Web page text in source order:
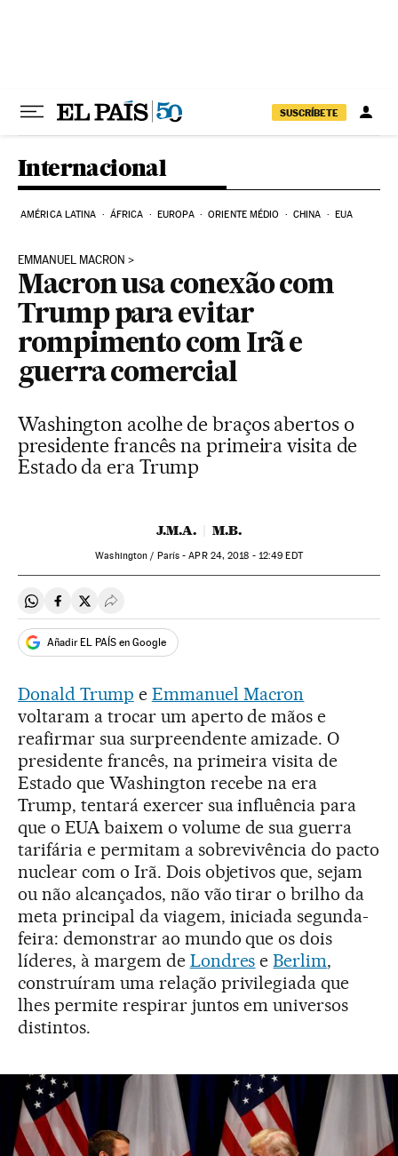
SUSCRÍBETE
Internacional
AMÉRICA LATINA ÁFRICA EUROPA ORIENTE MÉDIO CHINA EUA
EMMANUEL MACRON
Macron usa conexão com
Trump para evitar
rompimento com Irã e
guerra comercial
Washington acolhe de braços abertos o
presidente francês na primeira visita de
Estado da era Trump
J.M.A. M.B.
Washington / París -APR24, 2018 - 12:49 EDT
Compartir en Whatsapp
Compartir en Facebook
Compartir en Twitter
Desplegar Redes Sociales
Añadir EL PAÍS en Google
Donald Trump e Emmanuel Macron
voltaram a trocar um aperto de mãos e
reafirmar sua surpreendente amizade. O
presidente francês, na primeira visita de
Estado que Washington recebe na era
Trump, tentará exercer sua influência para
que o EUA baixem o volume de sua guerra
tarifária e permitam a sobrevivência do pacto
nuclear com o Irã. Dois objetivos que, sejam
ou não alcançados, não vão tirar o brilho da
meta principal da viagem, iniciada segunda-
feira: demonstrar ao mundo que os dois
líderes, à margem de Londres eBerlim,
construíram uma relação privilegiada que
lhes permite respirar juntos em universos
distintos.